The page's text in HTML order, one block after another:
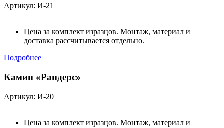
Артикул: И-21
Цена за комплект изразцов. Монтаж, материал и
доставка рассчитывается отдельно.
Подробнее
Камин «Рандерс»
Артикул: И-20
Цена за комплект изразцов. Монтаж, материал и